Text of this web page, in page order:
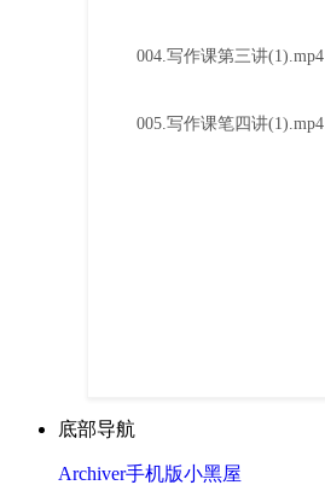
004.写作课第三讲(1).mp4
005.写作课笔四讲(1).mp4
底部导航
Archiver手机版小黑屋